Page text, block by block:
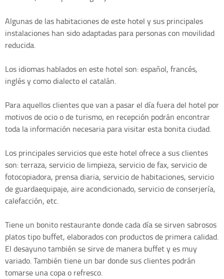
Algunas de las habitaciones de este hotel y sus principales
instalaciones han sido adaptadas para personas con movilidad
reducida.
Los idiomas hablados en este hotel son: español, francés,
inglés y como dialecto el catalán.
Para aquellos clientes que van a pasar el día fuera del hotel por
motivos de ocio o de turismo, en recepción podrán encontrar
toda la información necesaria para visitar esta bonita ciudad.
Los principales servicios que este hotel ofrece a sus clientes
son: terraza, servicio de limpieza, servicio de fax, servicio de
fotocopiadora, prensa diaria, servicio de habitaciones, servicio
de guardaequipaje, aire acondicionado, servicio de conserjería,
calefacción, etc.
Tiene un bonito restaurante donde cada día se sirven sabrosos
platos tipo buffet, elaborados con productos de primera calidad.
El desayuno también se sirve de manera buffet y es muy
variado. También tiene un bar donde sus clientes podrán
tomarse una copa o refresco.